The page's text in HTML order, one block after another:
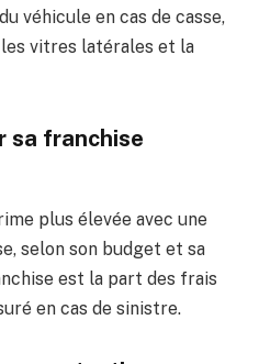
véhicule en cas de casse,
vitres latérales et la
sa franchise
plus élevée avec une
selon son budget et sa
est la part des frais
en cas de sinistre.